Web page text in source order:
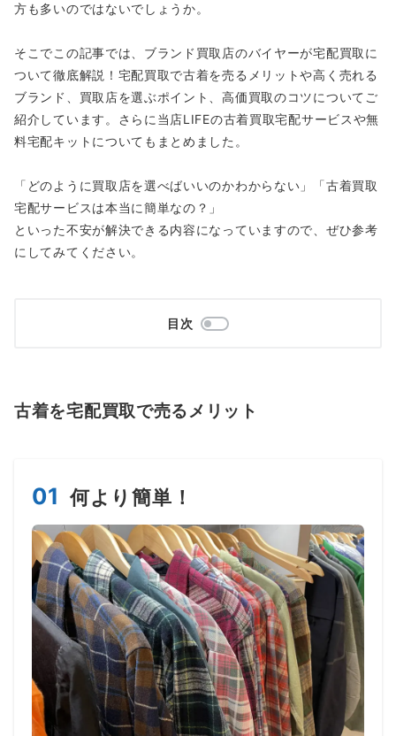
方も多いのではないでしょうか。
そこでこの記事では、ブランド買取店のバイヤーが宅配買取に
ついて徹底解説！宅配買取で古着を売るメリットや高く売れる
ブランド、買取店を選ぶポイント、高価買取のコツについてご
紹介しています。さらに当店LIFEの古着買取宅配サービスや無
料宅配キットについてもまとめました。
「どのように買取店を選べばいいのかわからない」「古着買取
宅配サービスは本当に簡単なの？」
といった不安が解決できる内容になっていますので、ぜひ参考
にしてみてください。
目次
古着を宅配買取で売るメリット
01 何より簡単 ！